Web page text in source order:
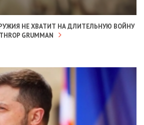
НЕ ХВАТИТ НА ДЛИТЕЛЬНУЮ ВОЙНУ
GRUMMAN